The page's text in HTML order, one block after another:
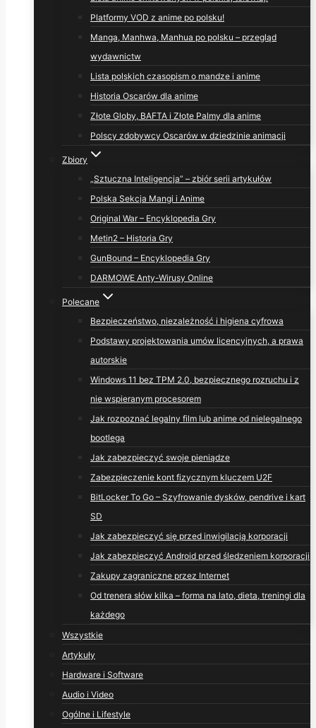
Platformy VOD z anime po polsku!
Manga, Manhwa, Manhua po polsku – przegląd
wydawnictw
Lista polskich czasopism o mandze i anime
Historia Oscarów dla anime
Złote Globy, BAFTA i Złote Palmy dla anime
Polscy zdobywcy Oscarów w dziedzinie animacji
Zbiory
„Sztuczna Inteligencja” – zbiór serii artykułów
Polska Sekcja Mangi i Anime
Original War – Encyklopedia Gry
Metin2 – Historia Gry
GunBound – Encyklopedia Gry
DARMOWE Anty-Wirusy Online
Polecane
Bezpieczeństwo, niezależność i higiena cyfrowa
Podstawy projektowania umów licencyjnych, a prawa
autorskie
Windows 11 bez TPM 2.0, bezpiecznego rozruchu i z
nie wspieranym procesorem
Jak rozpoznać legalny film lub anime od nielegalnego
bootlega
Jak zabezpieczyć swoje pieniądze
Zabezpieczenie kont fizycznym kluczem U2F
BitLocker To Go – Szyfrowanie dysków, pendrive i kart
SD
Jak zabezpieczyć się przed inwigilacją korporacji
Jak zabezpieczyć Android przed śledzeniem korporacji
Zakupy zagraniczne przez Internet
Od trenera słów kilka – forma na lato, dieta, treningi dla
każdego
Wszystkie
Artykuły
Hardware i Software
Audio i Video
Ogólne i Lifestyle